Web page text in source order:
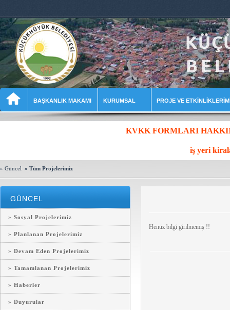
BAŞKANLIK MAKAMI KURUMSAL PROJE VE
KVKK FORMLARI
iş yeri
» Güncel » Tüm Projelerimiz
GÜNCEL
» Sosyal Projelerimiz
» Planlanan Projelerimiz
» Devam Eden Projelerimiz
» Tamamlanan Projelerimiz
» Haberler
» Duyurular
Henüz bilgi girilmemiş !!